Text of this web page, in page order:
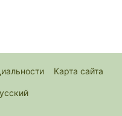
Карта сайта